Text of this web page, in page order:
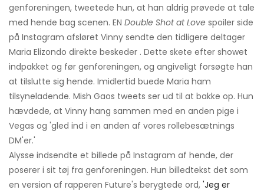
genforeningen, tweetede hun, at han aldrig prøvede at tale
med hende bag scenen. EN Double Shot at Love spoiler side
på Instagram afsløret Vinny sendte den tidligere deltager
Maria Elizondo direkte beskeder . Dette skete efter showet
indpakket og før genforeningen, og angiveligt forsøgte han
at tilslutte sig hende. Imidlertid buede Maria ham
tilsyneladende. Mish Gaos tweets ser ud til at bakke op. Hun
hævdede, at Vinny hang sammen med en anden pige i
Vegas og 'gled ind i en anden af ​​vores rollebesætnings
DM'er.'
Alysse indsendte et billede på Instagram af hende, der
poserer i sit tøj fra genforeningen. Hun billedtekst det som
en version af rapperen Future's berygtede ord, 'Jeg er